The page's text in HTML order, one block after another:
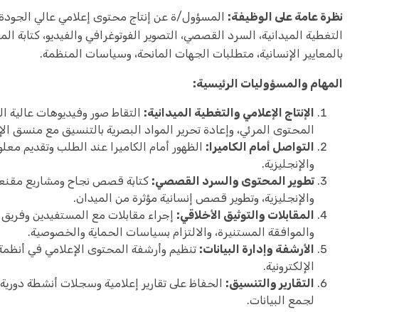
نظرة عامة على الوظيفة: المسؤول/ة عن إنتاج محتوى إعلامي عالي
التغطية الميدانية، السرد القصصي، التصوير الفوتوغرافي والفيديو، كتابة
بالمعايير الإنسانية، متطلبات الجهات المانحة، وسياسات المنظمة.
المهام والمسؤوليات الرئيسية:
الإنتاج الإعلامي والتغطية الميدانية: التقاط صور وفيديوهات عالية
المحتوى المرئي، وإعادة تحرير المواد البصرية بالتنسيق مع منسق
التواصل أمام الكاميرا: الظهور أمام الكاميرا عند الطلب وتقديم
والإنجليزية.
تطوير المحتوى والسرد القصصي: كتابة قصص نجاح ومشاريع
والإنجليزية، وتطوير قصص إنسانية مؤثرة من الميدان.
المقابلات والتوثيق الأخلاقي: إجراء مقابلات مع المستفيدين
والموافقة المستنيرة، والالتزام بسياسات الحماية والخصوصية.
الأرشفة وإدارة البيانات: تنظيم وأرشفة المحتوى الإعلامي في
الإلكترونية.
التقارير والتنسيق: الحفاظ على تقارير إعلامية وسجلات أنشطة
لجمع البيانات.